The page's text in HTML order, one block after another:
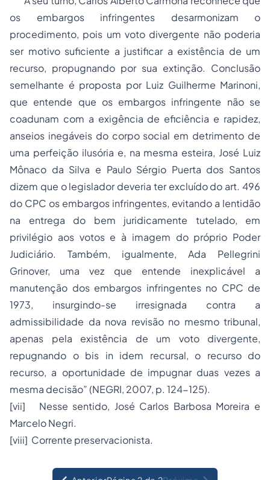
os embargos infringentes desarmonizam o
procedimento, pois um voto divergente não poderia
ser motivo suficiente a justificar a existência de um
recurso, propugnando por sua extinção. Conclusão
semelhante é proposta por Luiz Guilherme Marinoni,
que entende que os embargos infringente não se
coadunam com a exigência de eficiência e rapidez,
anseios inegáveis do corpo social em detrimento de
uma perfeição ilusória e, na mesma esteira, José Luiz
Mônaco da Silva e Paulo Sérgio Puerta dos Santos
dizem que o legislador deveria ter excluído do art. 496
do CPC os embargos infringentes, evitando a lentidão
na entrega do bem juridicamente tutelado, em
privilégio aos votos e à imagem do próprio Poder
Judiciário. Também, igualmente, Ada Pellegrini
Grinover, uma vez que entende inexplicável a
manutenção dos embargos infringentes no CPC de
1973, insurgindo-se irresignada contra a
admissibilidade da nova revisão no mesmo tribunal,
apenas pela existência de um voto divergente,
repugnando o bis in idem recursal, o recurso do
recurso, a oportunidade de impugnar duas vezes a
mesma decisão” (NEGRI, 2007, p. 124-125).
[vii] Nesse sentido, José Carlos Barbosa Moreira e
Marcelo Negri.
[viii] Corrente preservacionista.